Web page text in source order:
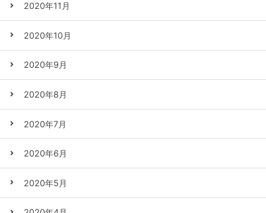
2020年11月
2020年10月
2020年9月
2020年8月
2020年7月
2020年6月
2020年5月